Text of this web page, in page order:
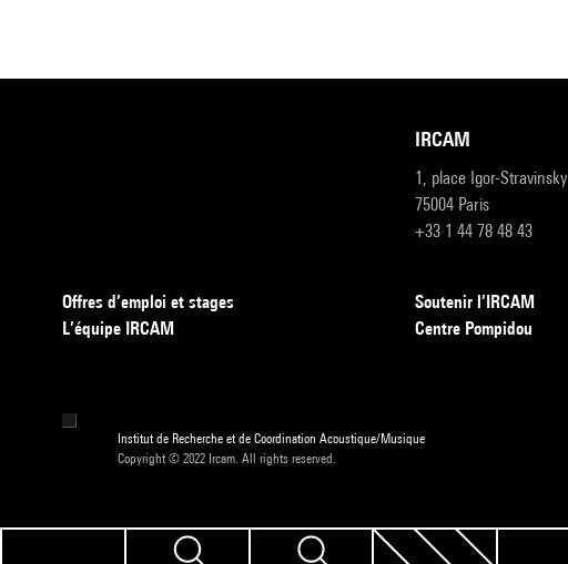
IRCAM
1, place Igor-Stravinsky
75004 Paris
+33 1 44 78 48 43
Offres d’emploi et stages
L’équipe IRCAM
Soutenir l’IRCAM
Centre Pompidou
Institut de Recherche et de Coordination Acoustique/Musique
Copyright © 2022 Ircam. All rights reserved.